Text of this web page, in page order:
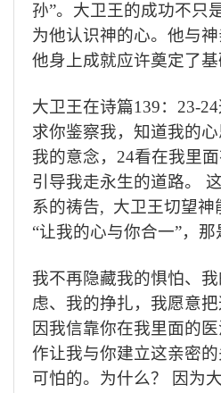
孙”。大卫王的成功不只
为他认识神的心。他与
他身上成就应许奠定了基
大卫王在诗篇139： 23-24
求你鉴察我，知道我的
我的意念， 24看在我里面
引导我走永生的道路。
系的祷告, 大卫王切望神
“让我的心与你合一”，那
我不再隐藏我的惧怕、
虑、我的挣扎，我愿意把
因我信靠你在我里面的
作让我与你建立这亲密
可怕的。为什么？
因为